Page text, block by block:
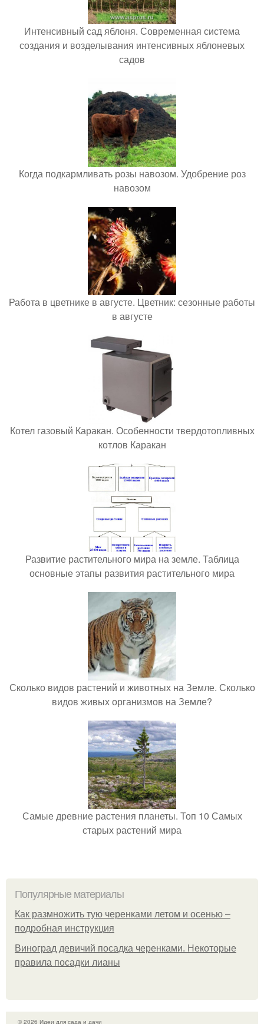
Интенсивный сад яблоня. Современная система
создания и возделывания интенсивных яблоневых
садов
Когда подкармливать розы навозом. Удобрение роз
навозом
Работа в цветнике в августе. Цветник: сезонные работы
в августе
Котел газовый Каракан. Особенности твердотопливных
котлов Каракан
Развитие растительного мира на земле. Таблица
основные этапы развития растительного мира
Сколько видов растений и животных на Земле. Сколько
видов живых организмов на Земле?
Самые древние растения планеты. Топ 10 Самых
старых растений мира
Популярные материалы
Как размножить тую черенками летом и осенью –
подробная инструкция
Виноград девичий посадка черенками. Некоторые
правила посадки лианы
© 2026 Идеи для сада и дачи